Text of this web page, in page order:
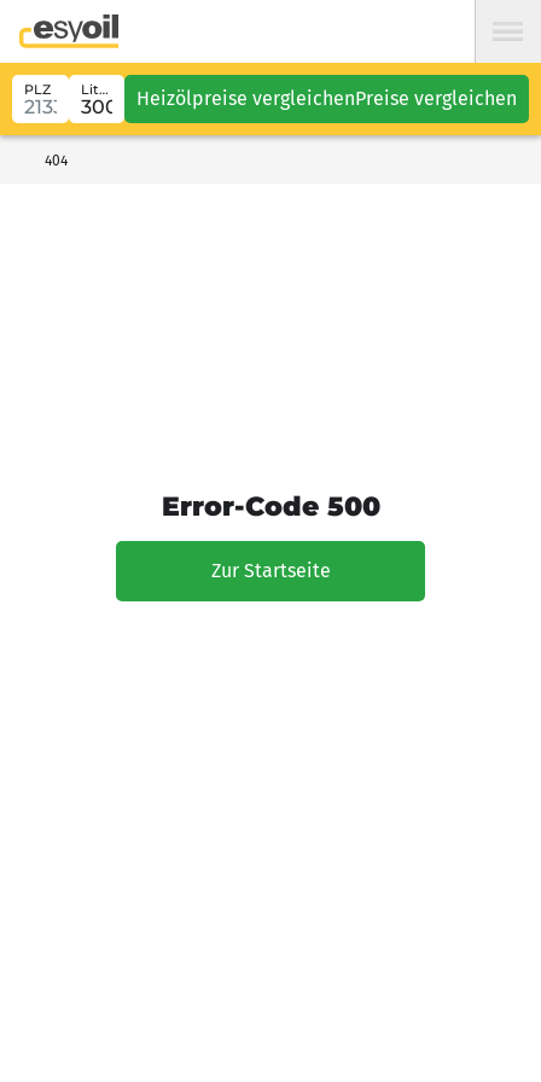
PLZ Liter Heizölpreise vergleichenPreise vergleichen
404
Error-Code 500
Zur Startseite